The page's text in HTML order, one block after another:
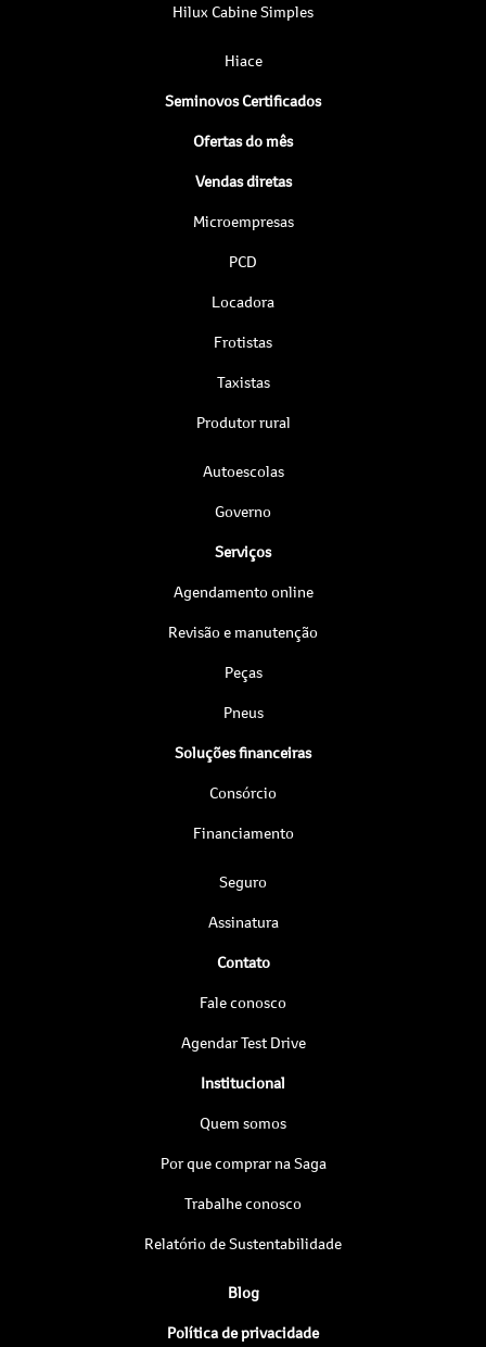
Hilux Cabine Simples
Hiace
Seminovos Certificados
Ofertas do mês
Vendas diretas
Microempresas
PCD
Locadora
Frotistas
Taxistas
Produtor rural
Autoescolas
Governo
Serviços
Agendamento online
Revisão e manutenção
Peças
Pneus
Soluções financeiras
Consórcio
Financiamento
Seguro
Assinatura
Contato
Fale conosco
Agendar Test Drive
Institucional
Quem somos
Por que comprar na Saga
Trabalhe conosco
Relatório de Sustentabilidade
Blog
Política de privacidade